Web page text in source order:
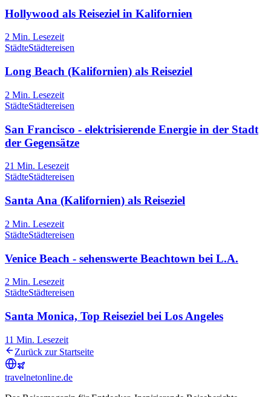
Hollywood als Reiseziel in Kalifornien
2 Min. Lesezeit
StädteStädtereisen
Long Beach (Kalifornien) als Reiseziel
2 Min. Lesezeit
StädteStädtereisen
San Francisco - elektrisierende Energie in der Stadt
der Gegensätze
21 Min. Lesezeit
StädteStädtereisen
Santa Ana (Kalifornien) als Reiseziel
2 Min. Lesezeit
StädteStädtereisen
Venice Beach - sehenswerte Beachtown bei L.A.
2 Min. Lesezeit
StädteStädtereisen
Santa Monica, Top Reiseziel bei Los Angeles
11 Min. Lesezeit
Zurück zur Startseite
travelnetonline.de